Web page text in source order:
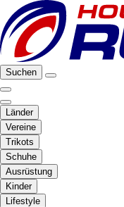
Suchen
Länder
Vereine
Trikots
Schuhe
Ausrüstung
Kinder
Lifestyle